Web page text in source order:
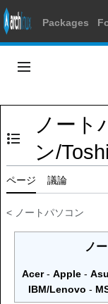
Packages
ス
ッ
プ
メインメニュー
目次の表示・非表示
ノート
ン/
ページ 議論
< ノートパソコン
ノ
Acer-Apple -
IBM/Lenovo -